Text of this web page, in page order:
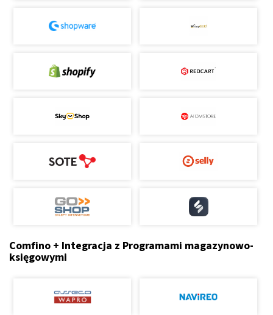
Comfino + Integracja z Programami magazynowo-
księgowymi